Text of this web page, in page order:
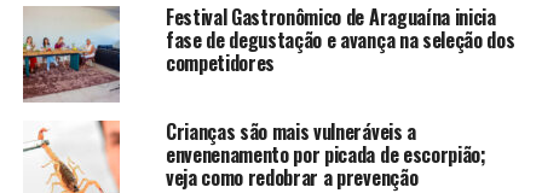
Festival Gastronômico de Araguaína inicia
fase de degustação e avança na seleção dos
competidores
Crianças são mais vulneráveis a
envenenamento por picada de escorpião;
veja como redobrar a prevenção